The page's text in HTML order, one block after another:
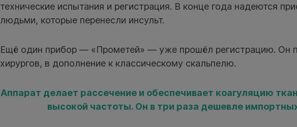
технические испытания и регистрация. В конце года надеются
людьми, которые перенесли инсульт.
Ещё один прибор — «Прометей» — уже прошёл регистрацию. Он
хирургов, в дополнение к классическому скальпелю.
Аппарат делает рассечение и обеспечивает коагуляцию
высокой частоты. Он в три раза дешевле